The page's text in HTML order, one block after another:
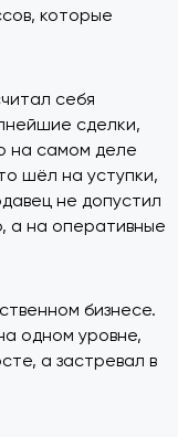
которые
себя
сделки,
на самом деле
шёл на уступки,
не допустил
а на оперативные
бизнесе.
одном уровне,
а застревал в